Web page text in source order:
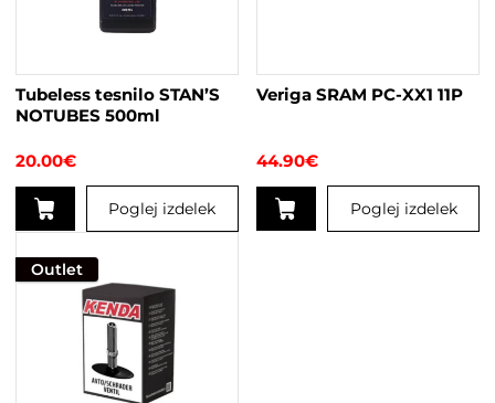
strani
izdelka
Tubeless tesnilo STAN’S
NOTUBES 500ml
20.00€
Poglej izdelek
Veriga SRAM PC-XX1 11P
44.90€
Poglej izdelek
Outlet